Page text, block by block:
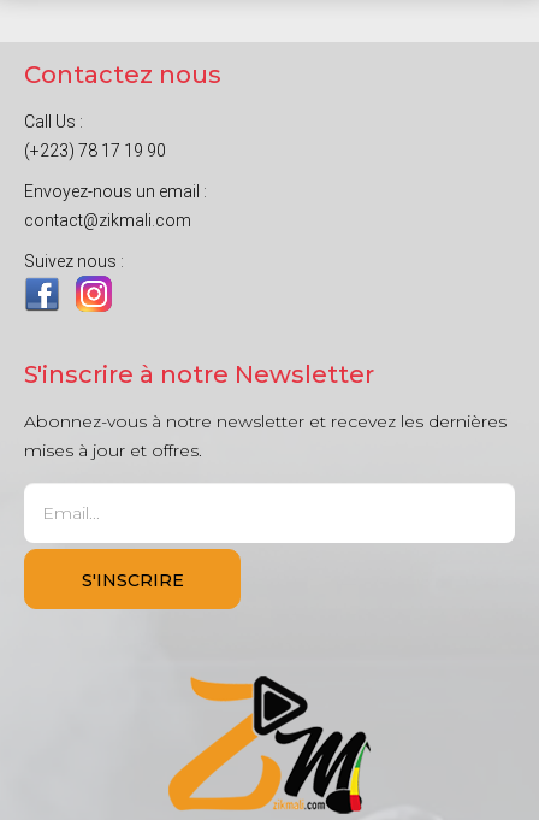
Contactez nous
Call Us :
(+223) 78 17 19 90
Envoyez-nous un email :
contact@zikmali.com
Suivez nous :
S'inscrire à notre Newsletter
Abonnez-vous à notre newsletter et recevez les dernières
mises à jour et offres.